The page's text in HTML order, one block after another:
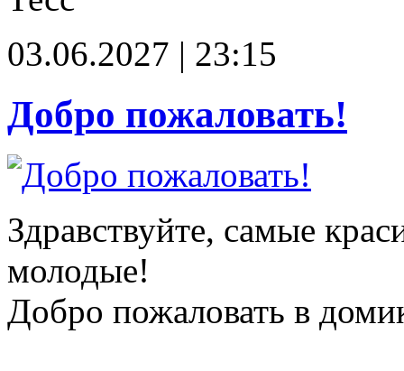
03.06.2027 | 23:15
Добро пожаловать!
Здравствуйте, самые
молодые!
Добро пожаловать в